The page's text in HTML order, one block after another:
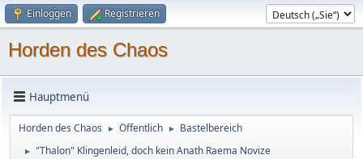
Einloggen Registrieren
Horden des Chaos
Hauptmenü
Horden des Chaos ► Öffentlich ► Bastelbereich
► "Thalon" Klingenleid, doch kein Anath Raema Novize